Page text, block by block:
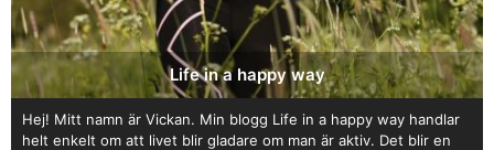
Life in a happy way
Hej! Mitt namn är Vickan. Min blogg Life in a happy way handlar
helt enkelt om att livet blir gladare om man är aktiv. Det blir en